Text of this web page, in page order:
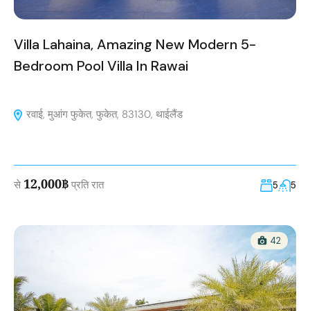
Villa Lahaina, Amazing New Modern 5-
Bedroom Pool Villa In Rawai
रवाई, मुआंग फुकेत, फुकेत, 83130, थाईलैंड
से 12,000฿ प्रति रात 5 5
42